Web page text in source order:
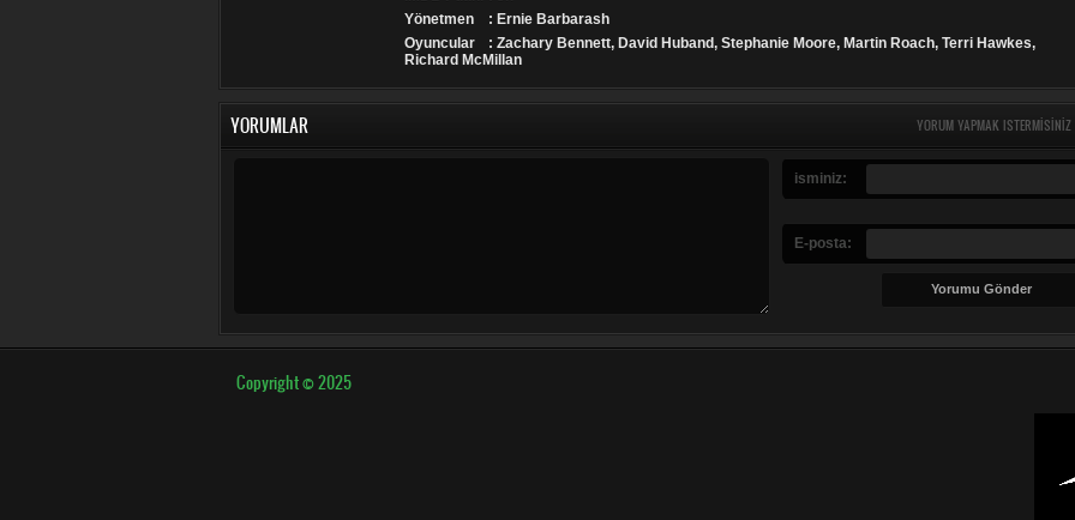
Yönetmen
: Ernie Barbarash
Oyuncular
: Zachary Bennett, David Huband, Stephanie Moore, Martin Roach, Terri Hawkes,
Richard McMillan
YORUMLAR YORUM YAPMAK
isminiz:
E-posta:
Copyright © 2025